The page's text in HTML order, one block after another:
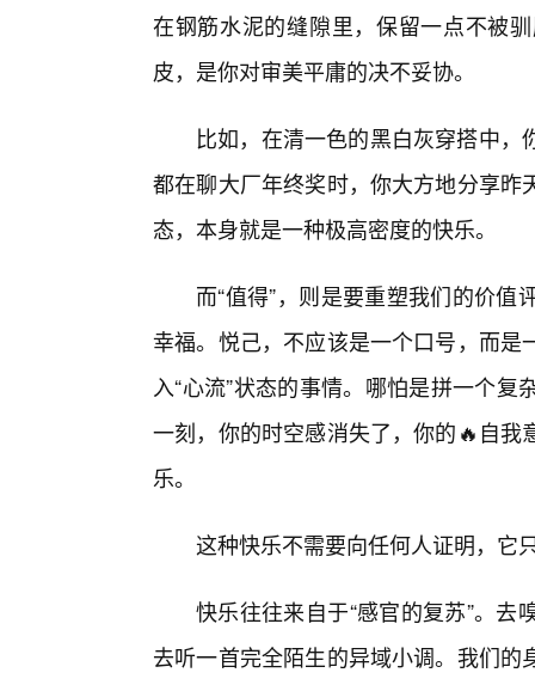
在钢筋水泥的缝隙里，保留一点不被
皮，是你对审美平庸的决不妥协。
比如，在清一色的黑白灰穿搭中
都在聊大厂年终奖时，你大方地分享
态，本身就是一种极高密度的快乐。
而“值得”，则是要重塑我们的价
幸福。悦己，不应该是一个口号，而
入“心流”状态的事情。哪怕是拼一个
一刻，你的时空感消失了，你的🔥自
乐。
这种快乐不需要向任何人证明，它
快乐往往来自于“感官的复苏”。
去听一首完全陌生的异域小调。我们